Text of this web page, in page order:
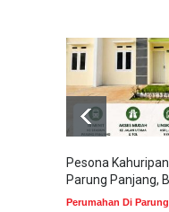
Pesona
Parung Panjang,
Perumahan Di